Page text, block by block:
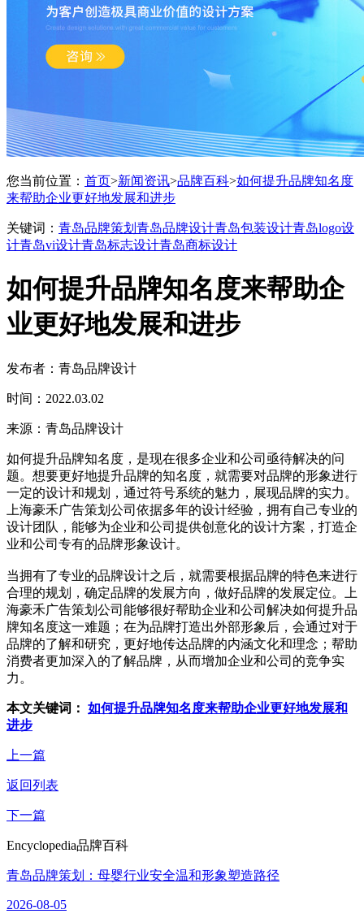
您当前位置： 首页>新闻资讯>品牌百科>如何提升品牌知名度
来帮助企业更好地发展和进步
关键词： 青岛品牌策划 青岛品牌设计青岛包装设计青岛logo设
计青岛vi设计青岛标志设计青岛商标设计
如何提升品牌知名度来帮助企
业更好地发展和进步
发布者：青岛品牌设计
时间：2022.03.02
来源：青岛品牌设计
如何提升品牌知名度，是现在很多企业和公司亟待解决的问
题。想要更好地提升品牌的知名度，就需要对品牌的形象进行
一定的设计和规划，通过符号系统的魅力，展现品牌的实力。
上海豪禾广告策划公司依据多年的设计经验，拥有自己专业的
设计团队，能够为企业和公司提供创意化的设计方案，打造企
业和公司专有的品牌形象设计。
当拥有了专业的品牌设计之后，就需要根据品牌的特色来进行
合理的规划，确定品牌的发展方向，做好品牌的发展定位。上
海豪禾广告策划公司能够很好帮助企业和公司解决如何提升品
牌知名度这一难题；在为品牌打造出外部形象后，会通过对于
品牌的了解和研究，更好地传达品牌的内涵文化和理念；帮助
消费者更加深入的了解品牌，从而增加企业和公司的竞争实
力。
本文关键词： 如何提升品牌知名度来帮助企业更好地发展和
进步
上一篇
返回列表
下一篇
Encyclopedia品牌百科
青岛品牌策划：母婴行业安全温和形象塑造路径
2026-08-05